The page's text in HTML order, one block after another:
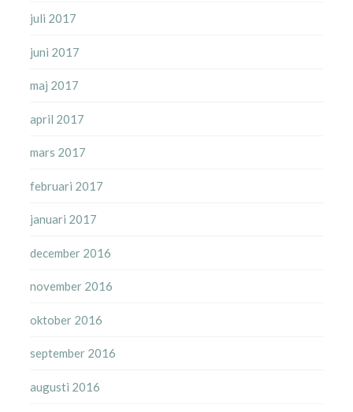
juli 2017
juni 2017
maj 2017
april 2017
mars 2017
februari 2017
januari 2017
december 2016
november 2016
oktober 2016
september 2016
augusti 2016